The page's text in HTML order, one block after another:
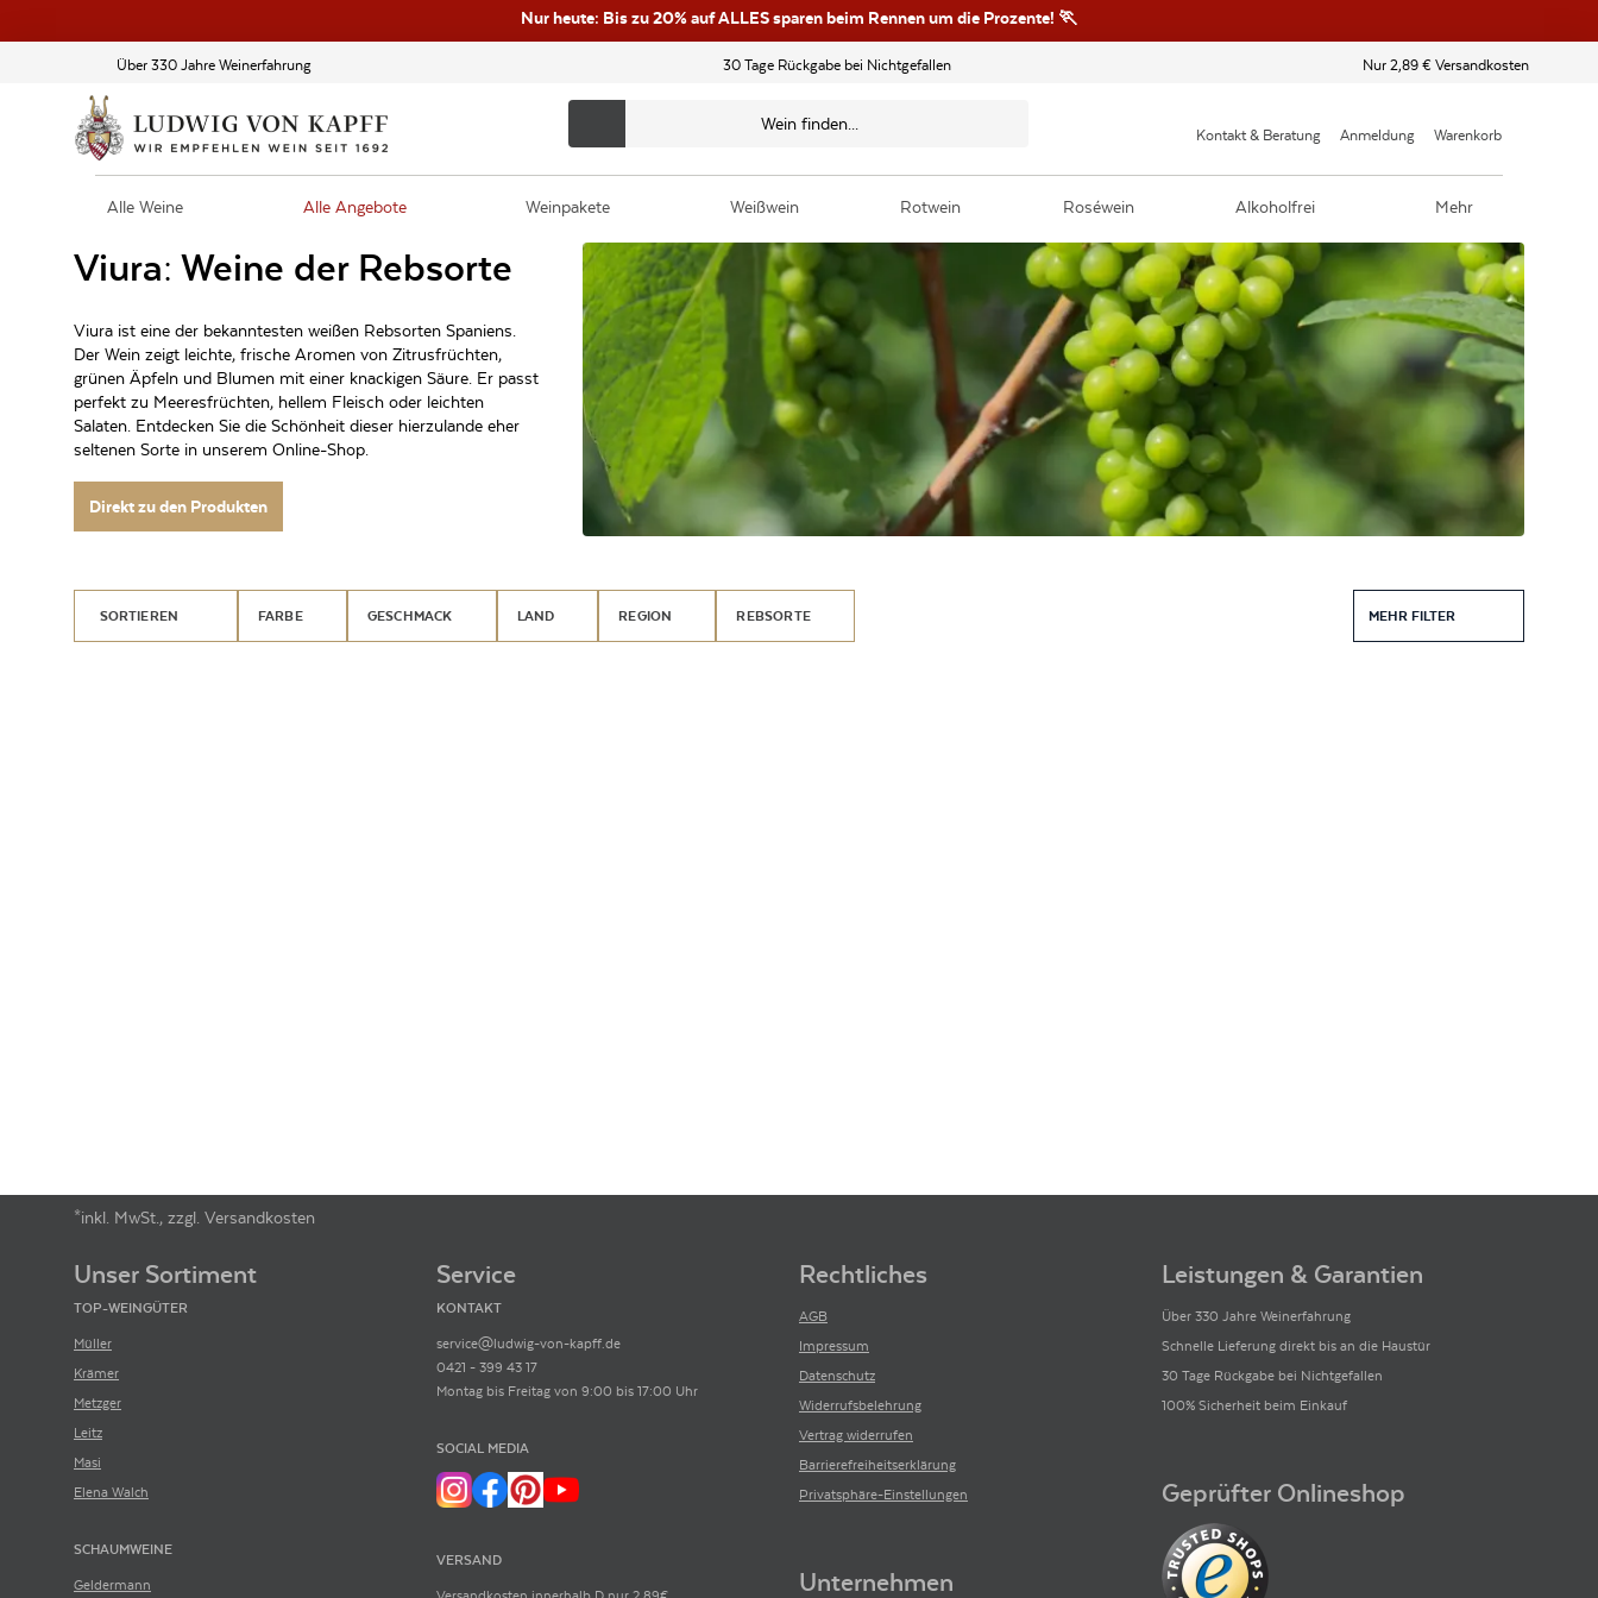
Nur heute: Bis zu 20% auf ALLES sparen beim Rennen um die Prozente! 🏃
Über 330 Jahre Weinerfahrung 30 Tage Rückgabe bei Nichtgefallen Nur 2,89 € Versandkosten
Kontakt & Beratung Anmeldung Warenkorb
Alle Weine Alle Angebote Weinpakete Weißwein Rotwein Roséwein Alkoholfrei Mehr
Viura: Weine der Rebsorte
Viura ist eine der bekanntesten weißen Rebsorten Spaniens.
Der Wein zeigt leichte, frische Aromen von Zitrusfrüchten,
grünen Äpfeln und Blumen mit einer knackigen Säure. Er passt
perfekt zu Meeresfrüchten, hellem Fleisch oder leichten
Salaten. Entdecken Sie die Schönheit dieser hierzulande eher
seltenen Sorte in unserem Online-Shop.
Direkt zu den Produkten
SORTIEREN FARBE GESCHMACK LAND REGION REBSORTE MEHR FILTER
*inkl. MwSt., zzgl. Versandkosten
Unser Sortiment
TOP-WEINGÜTER
Müller
Krämer
Metzger
Leitz
Masi
Elena Walch
SCHAUMWEINE
Geldermann
Service
KONTAKT
service@ludwig-von-kapff.de
0421 - 399 43 17
Montag bis Freitag von 9:00 bis 17:00 Uhr
SOCIAL MEDIA
VERSAND
Rechtliches
AGB
Impressum
Datenschutz
Widerrufsbelehrung
Vertrag widerrufen
Barrierefreiheitserklärung
Privatsphäre-Einstellungen
Unternehmen
Leistungen & Garantien
Über 330 Jahre Weinerfahrung
Schnelle Lieferung direkt bis an die Haustür
30 Tage Rückgabe bei Nichtgefallen
100% Sicherheit beim Einkauf
Geprüfter Onlineshop